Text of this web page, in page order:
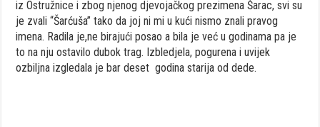
iz Ostružnice i zbog njenog djevojačkog prezimena Šarac, svi su
je zvali “Šarćuša” tako da joj ni mi u kući nismo znali pravog
imena. Radila je,ne birajući posao a bila je već u godinama pa je
to na nju ostavilo dubok trag. Izbledjela, pogurena i uvijek
ozbiljna izgledala je bar deset godina starija od dede.